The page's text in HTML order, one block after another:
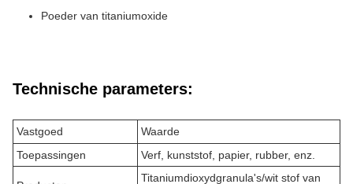
Poeder van titaniumoxide
Technische parameters:
Vastgoed
Waarde
Toepassingen
Verf, kunststof, papier, rubber, enz.
Titaniumdioxydgranula's/wit stof van